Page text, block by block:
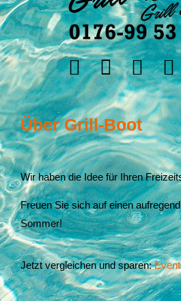
Über Grill-Boot
Wir haben die Idee für Ihren
Freuen Sie sich auf einen
Sommer!
Jetzt vergleichen und sparen: